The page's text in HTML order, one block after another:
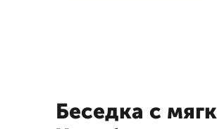
Беседка с